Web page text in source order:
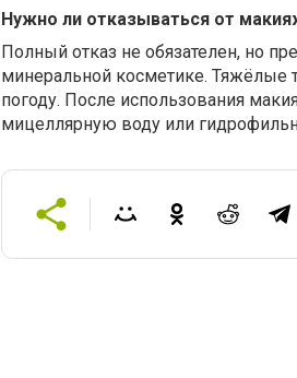
Нужно ли отказываться от
Полный отказ не обязателен, но
минеральной косметике. Тяжёлые
погоду. После использования
мицеллярную воду или